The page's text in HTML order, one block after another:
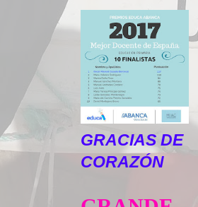
GRACIAS DE
CORAZÓN